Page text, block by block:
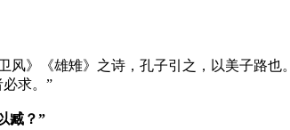
》《雄雉》之诗，孔子引之，以美子路也。
求。”
臧？”